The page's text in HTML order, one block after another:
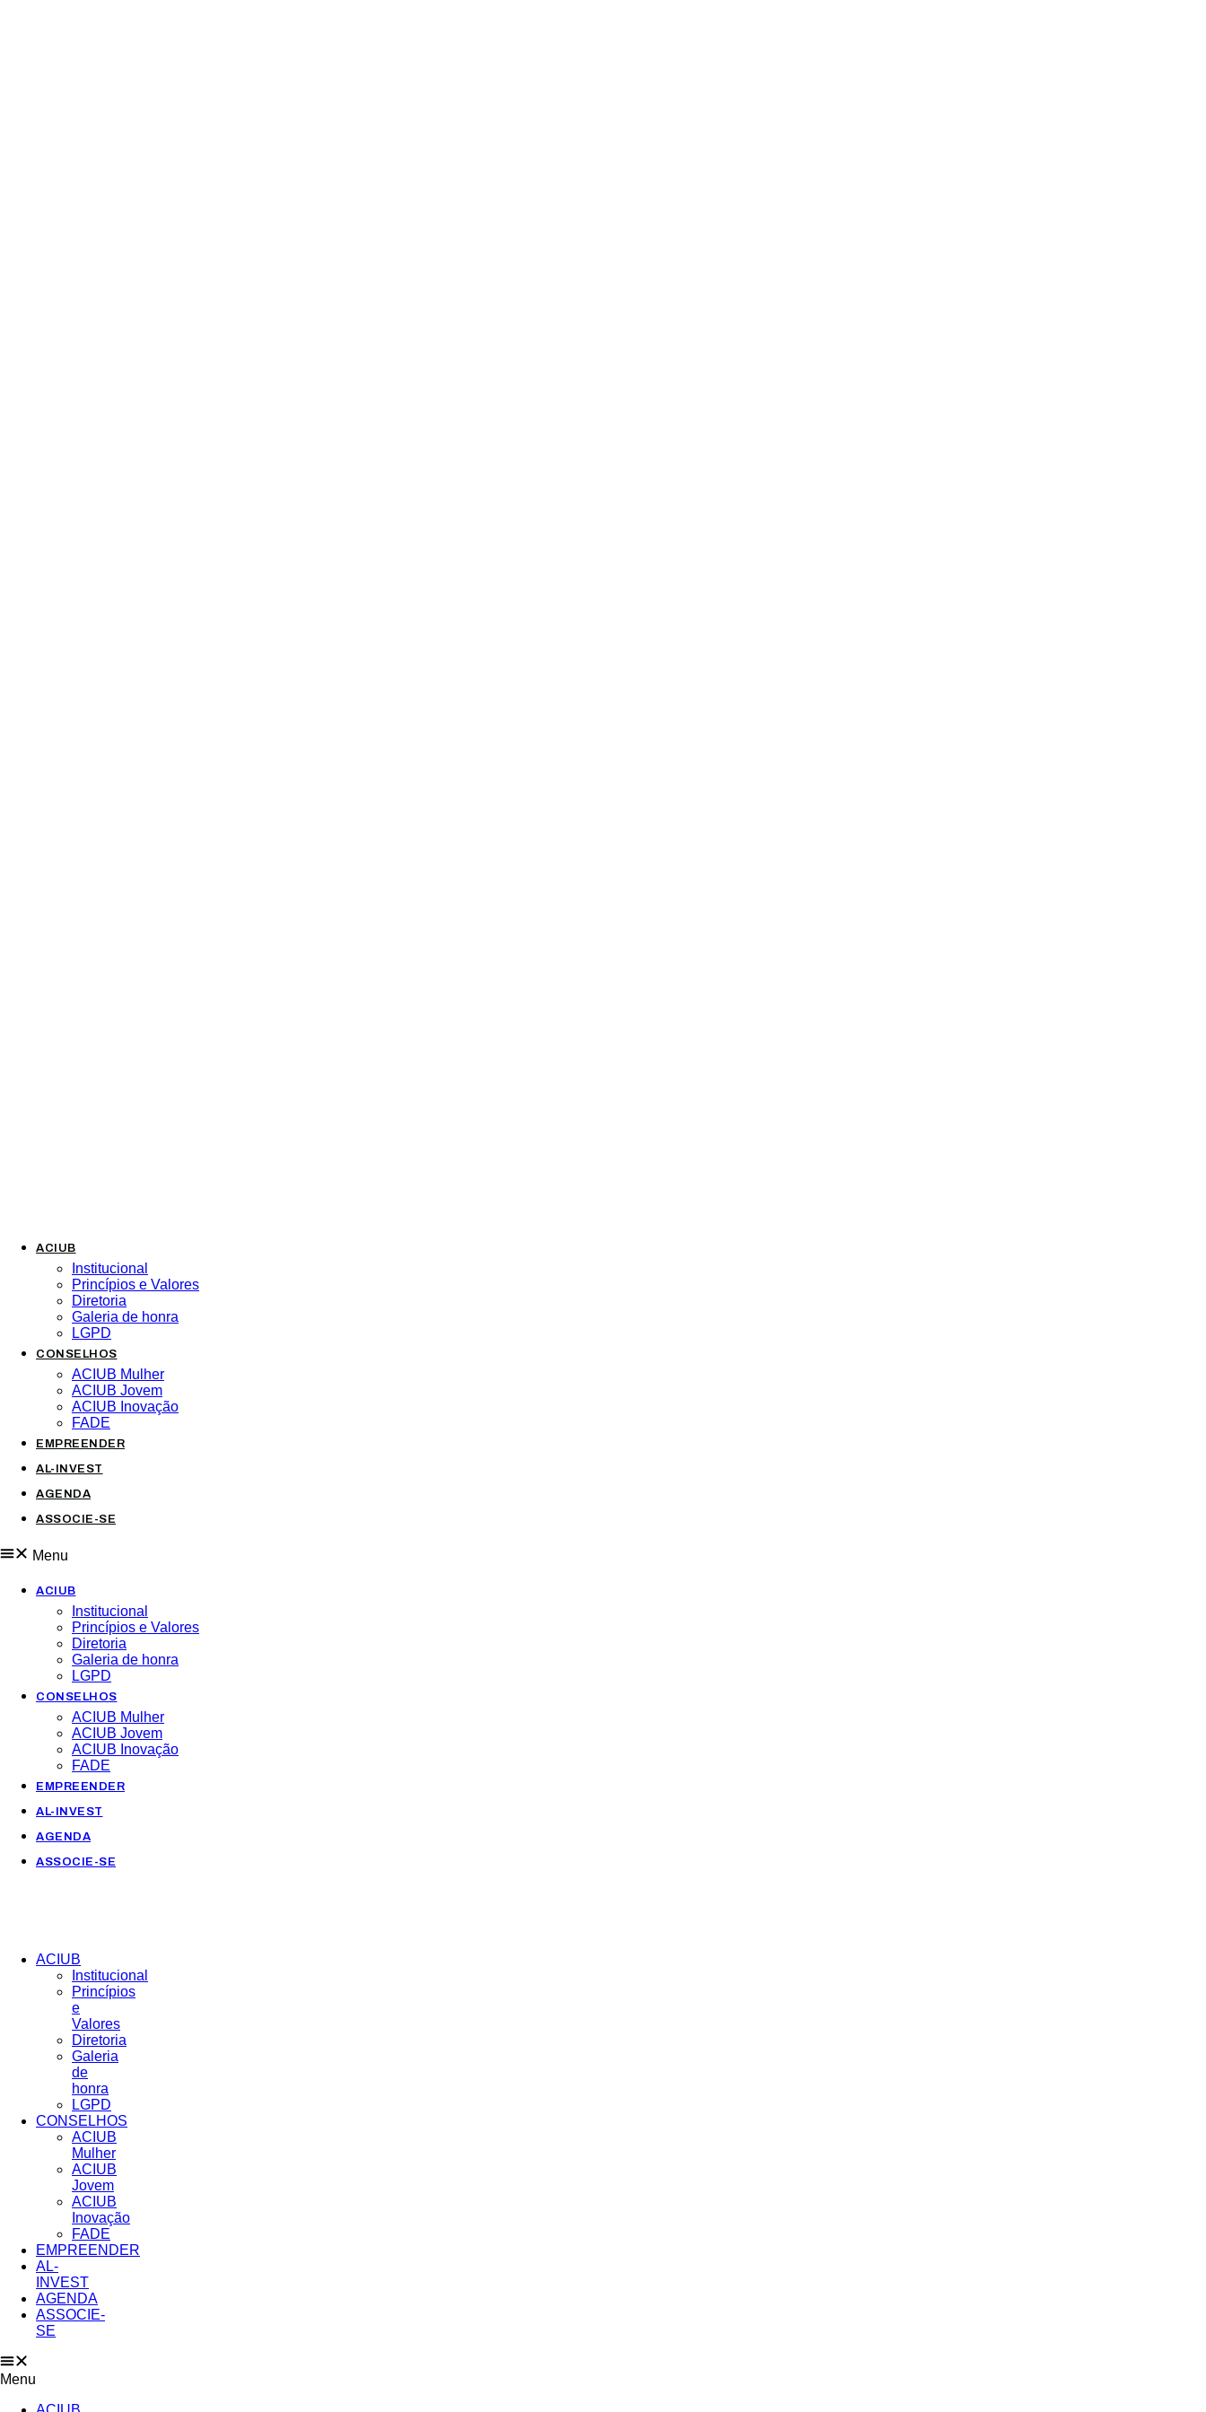
ACIUB
Institucional
Princípios e Valores​
Diretoria
Galeria de honra
LGPD
CONSELHOS
ACIUB Mulher
ACIUB Jovem
ACIUB Inovação
FADE
EMPREENDER
AL-INVEST
AGENDA
ASSOCIE-SE
Menu
ACIUB
Institucional
Princípios e Valores​
Diretoria
Galeria de honra
LGPD
CONSELHOS
ACIUB Mulher
ACIUB Jovem
ACIUB Inovação
FADE
EMPREENDER
AL-INVEST
AGENDA
ASSOCIE-SE
ACIUB
Institucional
Princípios
e
Valores​
Diretoria
Galeria
de
honra
LGPD
CONSELHOS
ACIUB
Mulher
ACIUB
Jovem
ACIUB
Inovação
FADE
EMPREENDER
AL-
INVEST
AGENDA
ASSOCIE-
SE
Menu